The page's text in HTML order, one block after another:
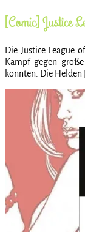
[Comic] Justice
Die Justice League
Kampf gegen
könnten. Die Helden